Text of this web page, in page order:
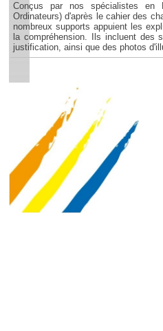
Conçus par nos spécialistes en
Ordinateurs) d'après le cahier des
nombreux supports appuient les
la compréhension. Ils incluent des
justification, ainsi que des photos